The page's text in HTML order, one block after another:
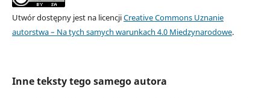
Utwór dostępny jest na licencjiCreative Commons Uznanie
autorstwa – Na tych samych warunkach 4.0 Miedzynarodowe.
Inne teksty tego samego autora